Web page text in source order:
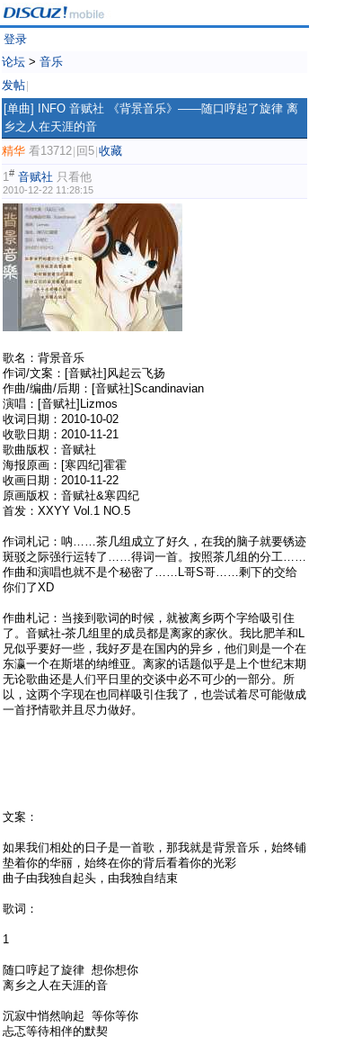
登录
论坛 > 音乐
发帖
[单曲]
INFO 音赋社 《背景音乐》——随口哼起了旋律 离
乡之人在天涯的音
精华 看13712 回5 收藏
1# 音赋社 只看他
2010-12-22 11:28:15
歌名：背景音乐
作词/文案：[音赋社]风起云飞扬
作曲/编曲/后期：[音赋社]Scandinavian
演唱：[音赋社]Lizmos
收词日期：2010-10-02
收歌日期：2010-11-21
歌曲版权：音赋社
海报原画：[寒四纪]霍霍
收画日期：2010-11-22
原画版权：音赋社&寒四纪
首发：XXYY Vol.1 NO.5
作词札记：呐……茶几组成立了好久，在我的脑子就要锈迹
斑驳之际强行运转了……得词一首。按照茶几组的分工……
作曲和演唱也就不是个秘密了……L哥S哥……剩下的交给
你们了XD
作曲札记：当接到歌词的时候，就被离乡两个字给吸引住
了。音赋社-茶几组里的成员都是离家的家伙。我比肥羊和L
兄似乎要好一些，我好歹是在国内的异乡，他们则是一个在
东瀛一个在斯堪的纳维亚。离家的话题似乎是上个世纪末期
无论歌曲还是人们平日里的交谈中必不可少的一部分。所
以，这两个字现在也同样吸引住我了，也尝试着尽可能做成
一首抒情歌并且尽力做好。
文案：
如果我们相处的日子是一首歌，那我就是背景音乐，始终铺
垫着你的华丽，始终在你的背后看着你的光彩
曲子由我独自起头，由我独自结束
歌词：
1
随口哼起了旋律 想你想你
离乡之人在天涯的音
沉寂中悄然响起 等你等你
忐忑等待相伴的默契